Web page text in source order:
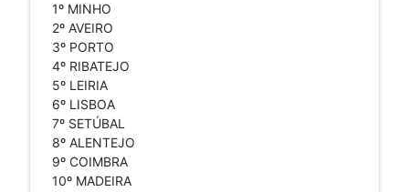
1º MINHO
2º AVEIRO
3º PORTO
4º RIBATEJO
5º LEIRIA
6º LISBOA
7º SETÚBAL
8º ALENTEJO
9º COIMBRA
10º MADEIRA